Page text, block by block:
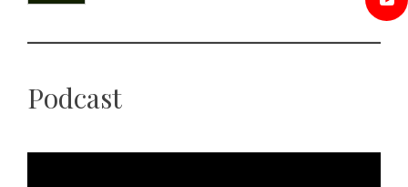
Podcast